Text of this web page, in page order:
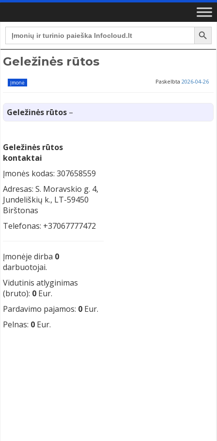
Search
for:
Search Button
Geležinės rūtos
Įmonė Paskelbta 2026-04-26
Geležinės rūtos –
Geležinės rūtos
kontaktai
Įmonės kodas: 307658559
Adresas: S. Moravskio g. 4,
Jundeliškių k., LT-59450
Birštonas
Telefonas: +37067777472
Įmonėje dirba 0
darbuotojai.
Vidutinis atlyginimas
(bruto): 0 Eur.
Pardavimo pajamos: 0 Eur.
Pelnas: 0 Eur.